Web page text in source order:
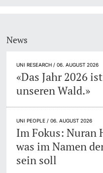
News
UNI RESEARCH / 06. AUGUST 2026
«Das Jahr 2026
unseren Wald.»
UNI PEOPLE / 06. AUGUST 2026
Im Fokus: Nuran
was im Namen
sein soll